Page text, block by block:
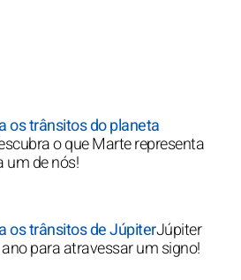
os trânsitos do planeta
o que Marte representa
um de nós!
os trânsitos de JúpiterJúpiter
para atravessar um signo!